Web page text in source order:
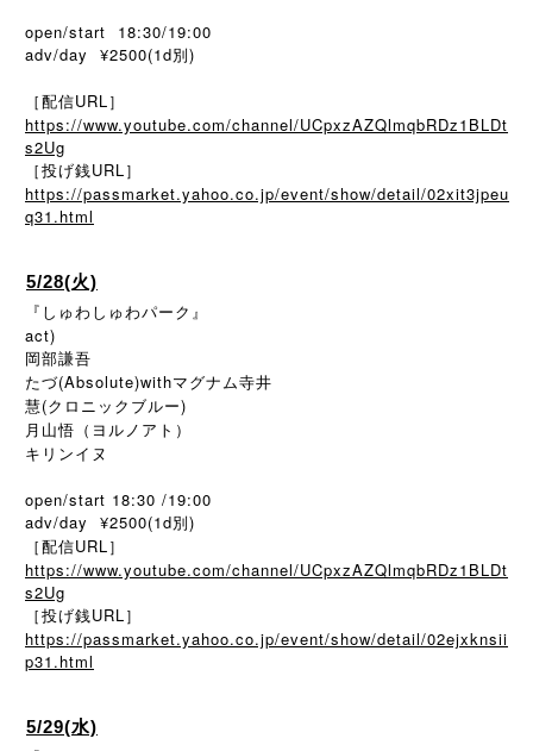
open/start 18:30/19:00
adv/day ¥2500(1d別)
［配信URL］
https://www.youtube.com/channel/UCpxzAZQlmqbRDz1BLDt
s2Ug
［投げ銭URL］
https://passmarket.yahoo.co.jp/event/show/detail/02xit3jpeu
q31.html
5/28(火)
『しゅわしゅわパーク』
act)
岡部謙吾
たづ(Absolute)withマグナム寺井
慧(クロニックブルー)
月山悟（ヨルノアト）
キリンイヌ
open/start 18:30 /19:00
adv/day ¥2500(1d別)
［配信URL］
https://www.youtube.com/channel/UCpxzAZQlmqbRDz1BLDt
s2Ug
［投げ銭URL］
https://passmarket.yahoo.co.jp/event/show/detail/02ejxknsii
p31.html
5/29(水)